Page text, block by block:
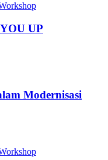
UP
Modernisasi